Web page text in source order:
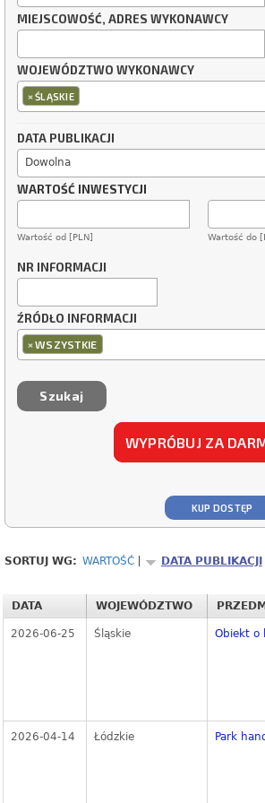
MIEJSCOWOŚĆ, ADRES WYKONAWCY
WOJEWÓDZTWO WYKONAWCY
×ŚLĄSKIE
DATA PUBLIKACJI
Dowolna
WARTOŚĆ INWESTYCJI
Wartość od [PLN] Wartość do
NR INFORMACJI
ŹRÓDŁO INFORMACJI
×WSZYSTKIE
WYPRÓBUJ ZA
KUP DOSTĘP
SORTUJ WG: WARTOŚĆ DATA PUBLIKACJI
DATA WOJEWÓDZTWO
2026-06-25 Śląskie Obiekt o
2026-04-14 Łódzkie Park